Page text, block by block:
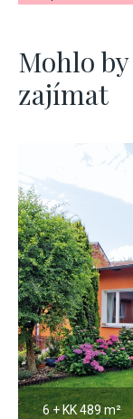
Mohlo by
zajímat
6 + KK489 m²